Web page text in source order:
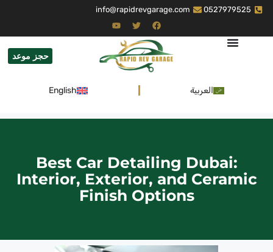
0527979525
info@rapidrevgarage.com
حجز موعد
العربية English
Best Car Detailing Dubai:
Interior, Exterior, and Ceramic
Finish Options